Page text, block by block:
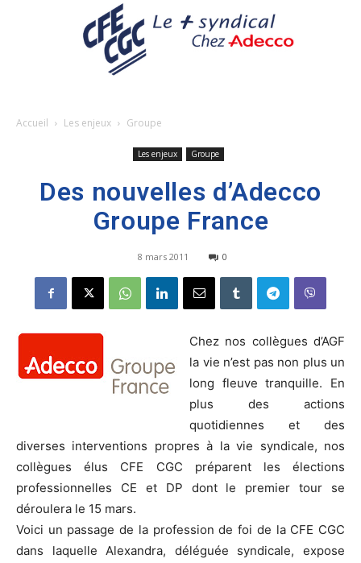
Accueil Les enjeux Groupe
Les enjeux Groupe
Des nouvelles d’Adecco
Groupe France
8 mars 2011 0
Chez nos collègues d’AGF
la vie n’est pas non plus un
long fleuve tranquille. En
plus des actions
quotidiennes et des
diverses interventions propres à la vie syndicale, nos
collègues élus CFE CGC préparent les élections
professionnelles CE et DP dont le premier tour se
déroulera le 15 mars.
Voici un passage de la profession de foi de la CFE CGC
dans laquelle Alexandra, déléguée syndicale, expose